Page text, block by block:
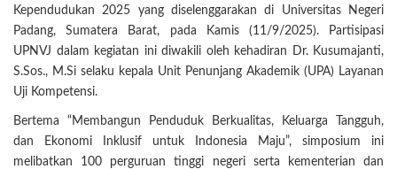
Kependudukan 2025 yang diselenggarakan di Universitas Negeri
Padang, Sumatera Barat, pada Kamis (11/9/2025). Partisipasi
UPNVJ dalam kegiatan ini diwakili oleh kehadiran Dr. Kusumajanti,
S.Sos., M.Si selaku kepala Unit Penunjang Akademik (UPA) Layanan
Uji Kompetensi.
Bertema “Membangun Penduduk Berkualitas, Keluarga Tangguh,
dan Ekonomi Inklusif untuk Indonesia Maju”, simposium ini
melibatkan 100 perguruan tinggi negeri serta kementerian dan